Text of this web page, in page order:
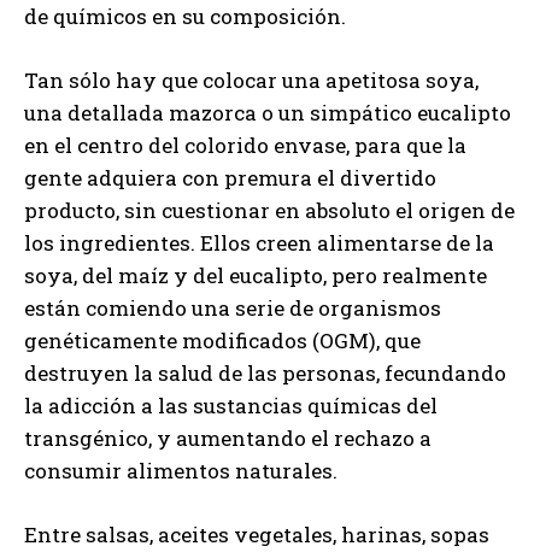
de químicos en su composición.
Tan sólo hay que colocar una apetitosa soya,
una detallada mazorca o un simpático eucalipto
en el centro del colorido envase, para que la
gente adquiera con premura el divertido
producto, sin cuestionar en absoluto el origen de
los ingredientes. Ellos creen alimentarse de la
soya, del maíz y del eucalipto, pero realmente
están comiendo una serie de organismos
genéticamente modificados (OGM), que
destruyen la salud de las personas, fecundando
la adicción a las sustancias químicas del
transgénico, y aumentando el rechazo a
consumir alimentos naturales.
Entre salsas, aceites vegetales, harinas, sopas